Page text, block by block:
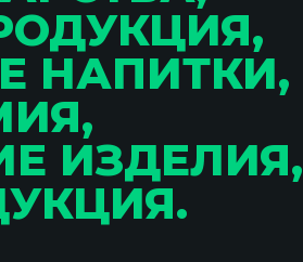
НАПИТКИ,
ИЗДЕЛИЯ,